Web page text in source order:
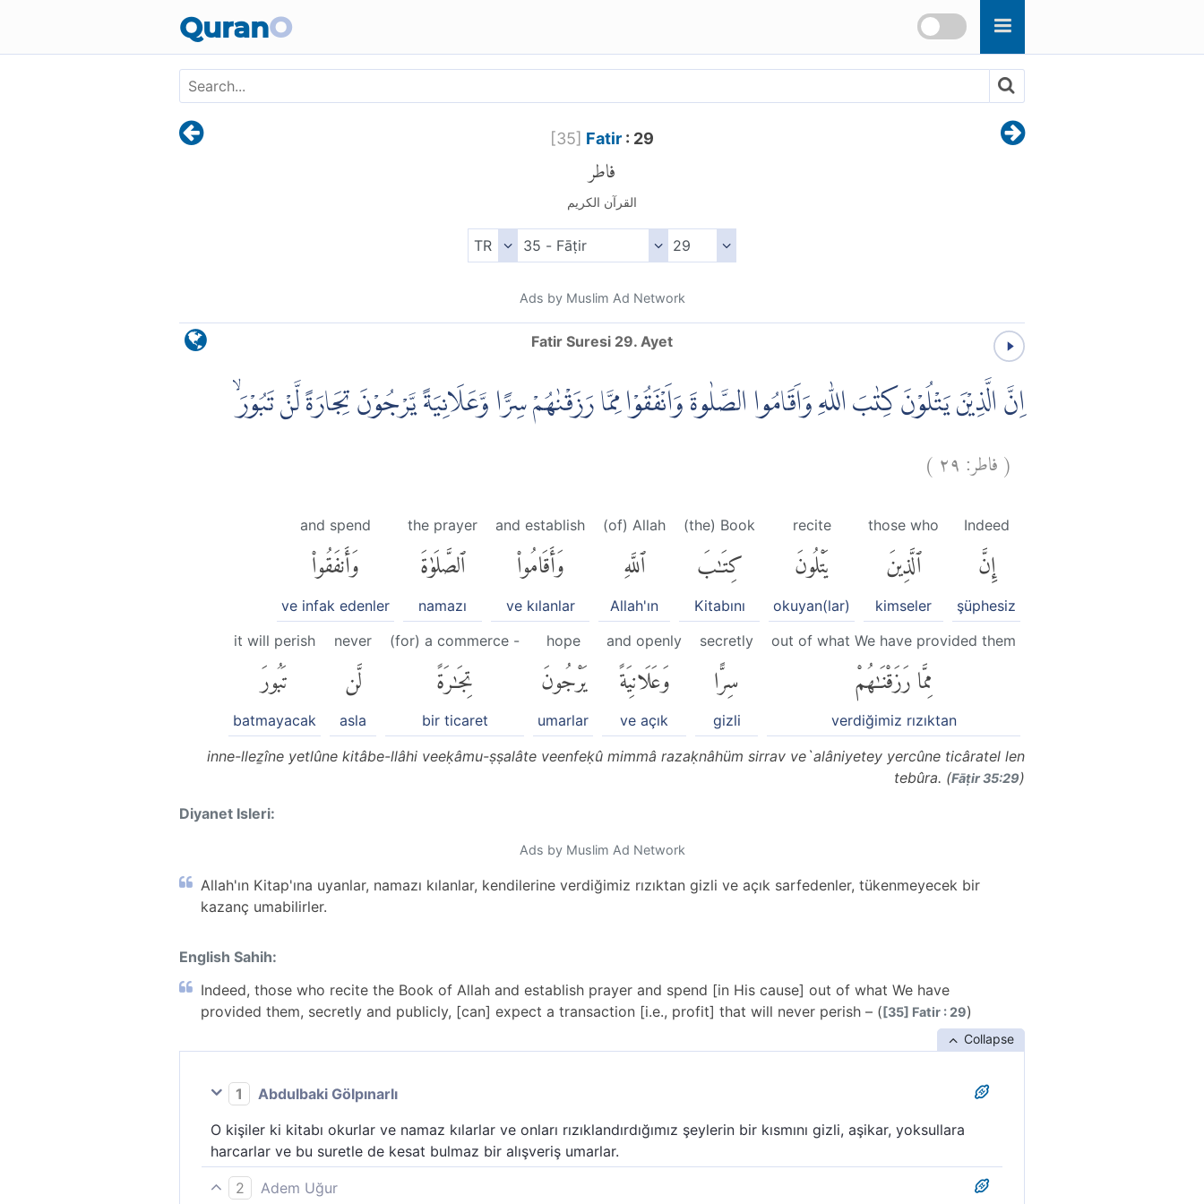
QuranO
[35] Fatir: 29
فاطر
القرآن الكريم
Ads by Muslim Ad Network
Fatir Suresi 29. Ayet
اِنَّ الَّذِيْنَ يَتْلُوْنَ كِتٰبَ اللّٰهِ وَاَقَامُوا الصَّلٰوةَ وَاَنْفَقُوْا مِمَّا رَزَقْنٰهُمْ سِرًّا وَّعَلَانِيَةً يَّرْجُوْنَ تِجَارَةً لَّنْ تَبُوْرَۙ
(فاطر:٢٩)
Indeed
إِنَّ
şüphesiz
those who
ٱلَّذِينَ
kimseler
recite
يَتْلُونَ
okuyan(lar)
(the) Book
كِتَٰبَ
Kitabını
(of) Allah
ٱللَّهِ
Allah'ın
and establish
وَأَقَامُوا۟
ve kılanlar
the prayer
ٱلصَّلَوٰةَ
namazı
and spend
وَأَنفَقُوا۟
ve infak edenler
out of what We have provided them
مِمَّا رَزَقْنَٰهُمْ
verdiğimiz rızıktan
secretly
سِرًّا
gizli
and openly
وَعَلَانِيَةً
ve açık
hope
يَرْجُونَ
umarlar
(for) a commerce -
تِجَٰرَةً
bir ticaret
never
لَّن
asla
it will perish
تَبُورَ
batmayacak
inne-lleẕîne yetlûne kitâbe-llâhi veeḳâmu-ṣṣalâte veenfeḳû mimmâ razaḳnâhüm sirrav ve`alâniyetey yercûne ticâratel len
tebûra. (Fāṭir 35:29)
Diyanet Isleri:
Ads by Muslim Ad Network
Allah'ın Kitap'ına uyanlar, namazı kılanlar, kendilerine verdiğimiz rızıktan gizli ve açık sarfedenler, tükenmeyecek bir
kazanç umabilirler.
English Sahih:
Indeed, those who recite the Book of Allah and establish prayer and spend [in His cause] out of what We have
provided them, secretly and publicly, [can] expect a transaction [i.e., profit] that will never perish – ([35] Fatir : 29)
Collapse
1
Abdulbaki Gölpınarlı
O kişiler ki kitabı okurlar ve namaz kılarlar ve onları rızıklandırdığımız şeylerin bir kısmını gizli, aşikar, yoksullara
harcarlar ve bu suretle de kesat bulmaz bir alışveriş umarlar.
2
Adem Uğur